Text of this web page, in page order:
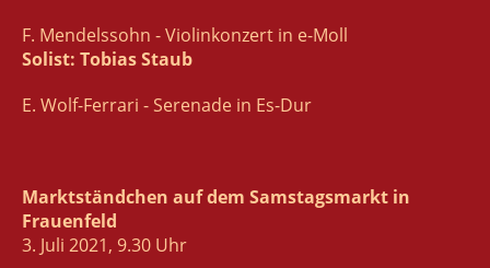
F. Mendelssohn - Violinkonzert in e-Moll
Solist: Tobias Staub
E. Wolf-Ferrari - Serenade in Es-Dur
Marktständchen auf dem Samstagsmarkt in
Frauenfeld
3. Juli 2021, 9.30 Uhr